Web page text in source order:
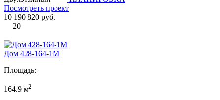
Посмотреть проект
10 190 820 руб.
20
Дом 428-164-1М
Площадь:
164.9 м2